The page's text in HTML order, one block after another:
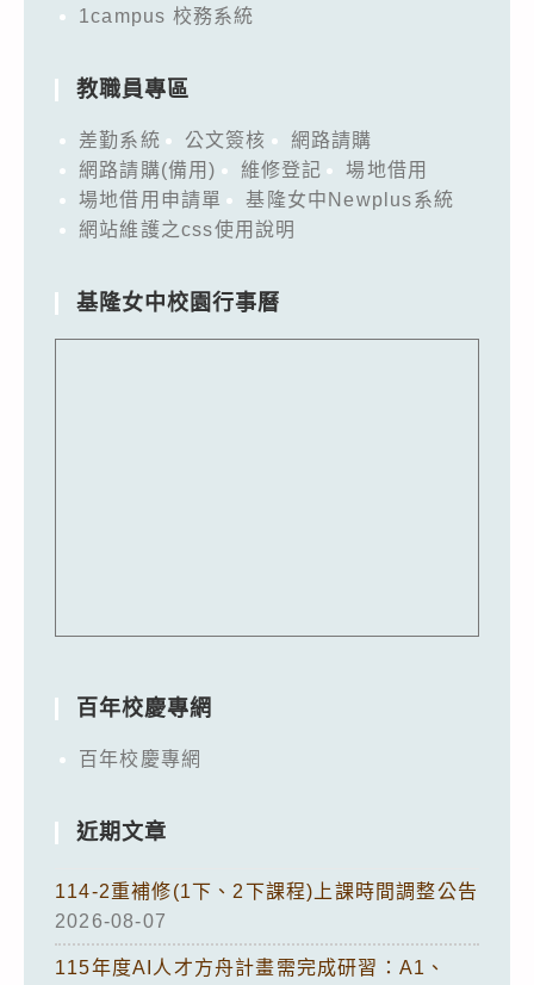
1campus 校務系統
教職員專區
差勤系統 公文簽核
網路請購
網路請購(備用)
維修登記
場地借用
場地借用申請單
基隆女中Newplus系統
網站維護之css使用說明
基隆女中校園行事曆
百年校慶專網
百年校慶專網
近期文章
114-2重補修(1下、2下課程)上課時間調整公告
2026-08-07
115年度AI人才方舟計畫需完成研習：A1、